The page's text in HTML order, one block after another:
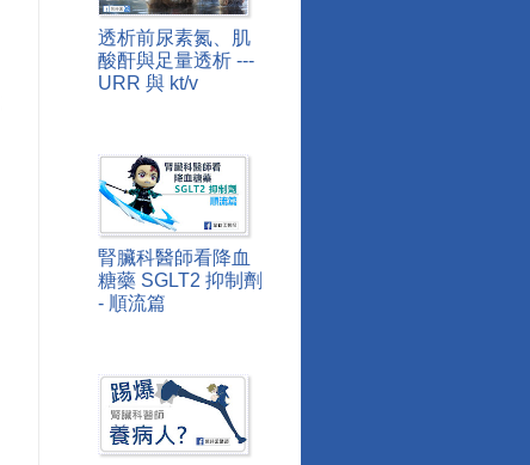
透析前尿素氮、肌
酸酐與足量透析 ---
URR 與 kt/v
腎臟科醫師看降血
糖藥 SGLT2 抑制劑
- 順流篇